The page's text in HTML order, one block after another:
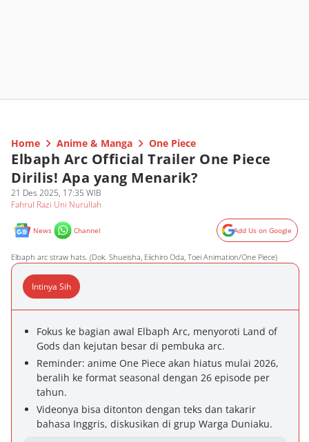
Home Anime & Manga One Piece
Elbaph Arc Official Trailer One Piece
Dirilis! Apa yang Menarik?
21 Des 2025, 17:35 WIB
Fahrul Razi Uni Nurullah
News Channel Add Us on Google
Elbaph arc straw hats. (Dok. Shueisha, Eiichiro Oda, Toei Animation/One Piece)
Intinya Sih
Fokus ke bagian awal Elbaph Arc, menyoroti Land of
Gods dan kejutan besar di pembuka arc.
Reminder: anime One Piece akan hiatus mulai 2026,
beralih ke format seasonal dengan 26 episode per
tahun.
Videonya bisa ditonton dengan teks dan takarir
bahasa Inggris, diskusikan di grup Warga Duniaku.